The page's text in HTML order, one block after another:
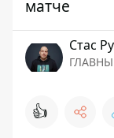
матче
Стаc
👍